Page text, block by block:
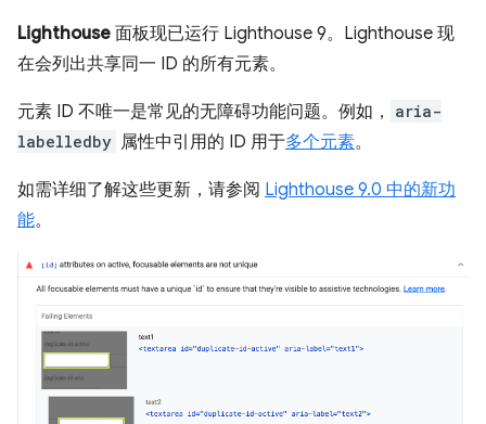
Lighthouse 面板现已运行 Lighthouse 9。Lighthouse 现
在会列出共享同一 ID 的所有元素。
元素 ID 不唯一是常见的无障碍功能问题。例如，
aria-
labelledby 属性中引用的 ID 用于多个元素。
如需详细了解这些更新，请参阅 Lighthouse 9.0 中的新功
能。